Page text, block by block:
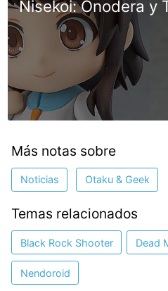
Nisekoi: Onodera y
Más notas sobre
Noticias Otaku & Geek
Temas relacionados
Black Rock Shooter Dead
Nendoroid